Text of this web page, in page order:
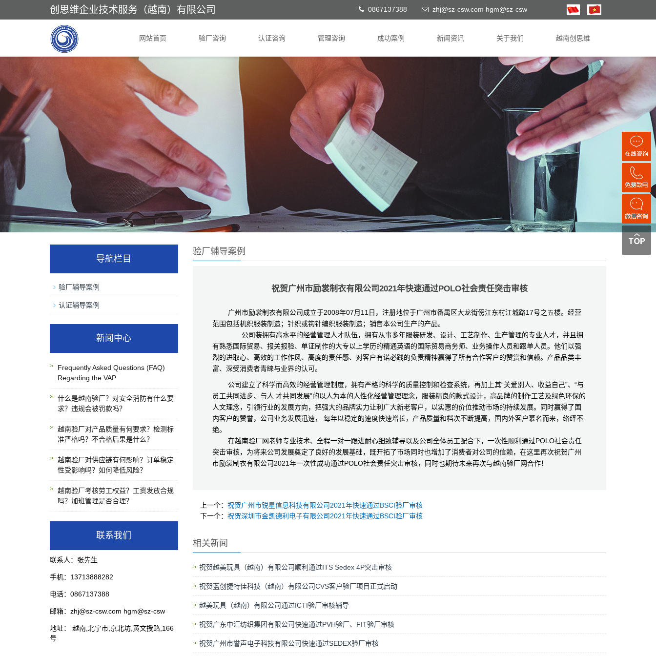
创思维企业技术服务（越南）有限公司 0867137388 zhj@sz-csw.com hgm@sz-csw
网站首页 验厂咨询 认证咨询 管理咨询 成功案例 新闻资讯 关于我们 越南创思维
验厂辅导案例
祝贺广州市励裳制衣有限公司2021年快速通过POLO社会责任突击审核
广州市励裳制衣有限公司成立于2008年07月11日，注册地位于广州市番禺区大龙街傍江东村江城路17号之五楼。经营
范围包括机织服装制造；针织或钩针编织服装制造；销售本公司生产的产品。
公司装拥有高水平的经营管理人才队伍，拥有从事多年服装研发、设计、工艺制作、生产管理的专业人才，并且拥
有熟悉国际贸易、报关报验、单证制作的大专以上学历的精通英语的国际贸易商务师、业务操作人员和跟单人员。他们以强
烈的进取心、高效的工作作风、高度的责任感、对客户有诺必践的负责精神赢得了所有合作客户的赞赏和信赖。产品品类丰
富、深受消费者青睐与业界的认可。
公司建立了科学而高效的经营管理制度，拥有严格的科学的质量控制和检查系统，再加上其“关爱别人、收益自己”、“与
员工共同进步、与人 才共同发展”的以人为本的人性化经营管理理念，服装精良的款式设计，高品牌的制作工艺及绿色环保的
人文理念，引领行业的发展方向，把强大的品牌实力让利广大新老客户，以实惠的价位推动市场的持续发展。同时赢得了国
内客户的赞誉，公司业务发展迅速， 每年以稳定的速度快速增长，产品质量和档次不断提高，国内外客户慕名而来，络绎不
绝。
在越南验厂网老师专业技术、全程一对一跟进耐心细致辅导以及公司全体员工配合下，一次性顺利通过POLO社会责任
突击审核，为将来公司发展奠定了良好的发展基础，既开拓了市场同时也增加了消费者对公司的信赖，在这里再次祝贺广州
市励裳制衣有限公司2021年一次性成功通过POLO社会责任突击审核，同时也期待未来再次与越南验厂网合作！
上一个： 祝贺广州市锐星信息科技有限公司2021年快速通过BSCI验厂审核
下一个： 祝贺深圳市金凯德利电子有限公司2021年快速通过BSCI验厂审核
相关新闻
祝贺越美玩具（越南）有限公司顺利通过ITS Sedex 4P突击审核
祝贺蓝创捷特佳科技（越南）有限公司CVS客户验厂项目正式启动
越美玩具（越南）有限公司通过ICTI验厂审核辅导
祝贺广东中汇纺织集团有限公司快速通过PVH验厂、FIT验厂审核
祝贺广州市誉声电子科技有限公司快速通过SEDEX验厂审核
导航栏目
验厂辅导案例
认证辅导案例
新闻中心
Frequently Asked Questions (FAQ)
Regarding the VAP
什么是越南验厂？对安全消防有什么要
求？违规会被罚款吗？
越南验厂对产品质量有何要求？检测标
准严格吗？不合格后果是什么？
越南验厂对供应链有何影响？订单稳定
性受影响吗？如何降低风险？
越南验厂考核劳工权益？工资发放合规
吗？加班管理是否合理？
联系我们
联系人：张先生
手机：13713888282
电话：0867137388
邮箱：zhj@sz-csw.com hgm@sz-csw
地址： 越南,北宁市,京北坊,黄文授路,166
号